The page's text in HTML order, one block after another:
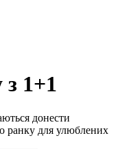
1+1
донести
ранку для улюблених